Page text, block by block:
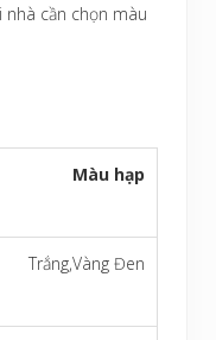
nhà cần chọn màu
Màu hạp
Trắng,Vàng Đen